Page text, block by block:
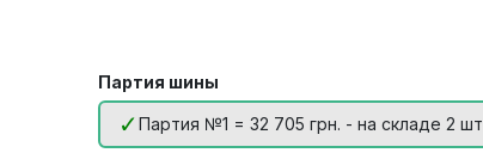
Партия шины
Партия №1 = 32 705 грн. - на складе 2 шт